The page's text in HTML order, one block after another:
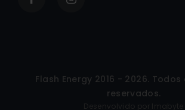
Flash Energy 2016 - 2026. Todos
reservados.